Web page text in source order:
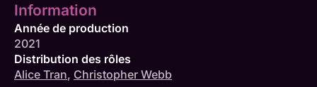
Information
Année de production
2021
Distribution des rôles
Alice Tran, Christopher Webb